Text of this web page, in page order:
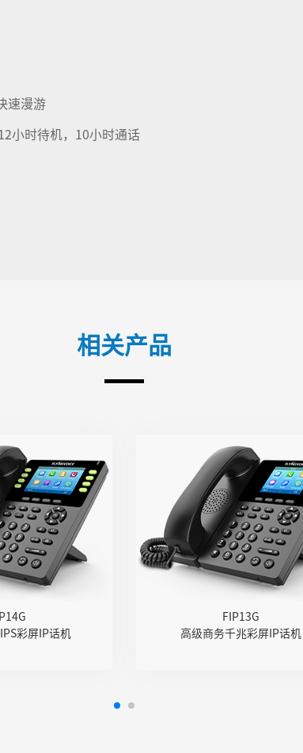
速漫游
小时待机，10小时通话
相关产品
彩屏IP话机
21个DSS键
入式2.4GHz
Wi-Fi
Opus等宽频
编码
FIP13G
高级商务千兆彩屏IP话机
FIP13G
● 4个SIP账号，9个DSS键
● 双千兆网口，嵌入式2.4GHz
Wi-Fi
● 高清音质，支持Opus等宽频
编码